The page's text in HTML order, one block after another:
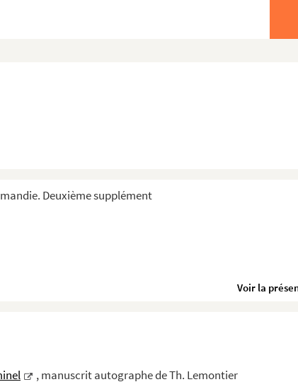
Deuxième supplément
ma...
...
de ...
, manuscrit autographe de Th. Lemontier